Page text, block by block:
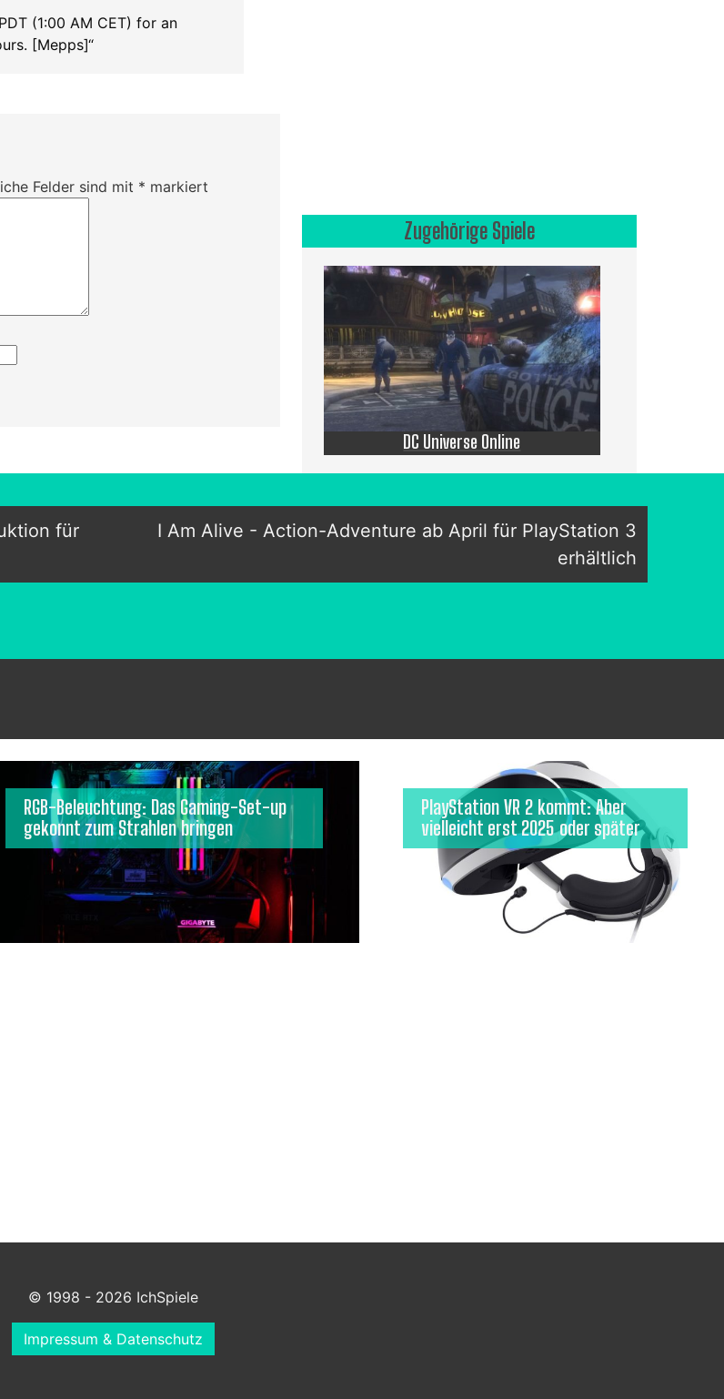
(1:00 AM CET) for an
[Mepps]“
Felder sind mit * markiert
Zugehörige Spiele
DC Universe Online
für
I Am Alive - Action-Adventure ab April für PlayStation 3
erhältlich
RGB-Beleuchtung: Das Gaming-Set-up
gekonnt zum Strahlen bringen
PlayStation VR 2 kommt: Aber
vielleicht erst 2025 oder später
© 1998 - 2026 IchSpiele
Impressum & Datenschutz